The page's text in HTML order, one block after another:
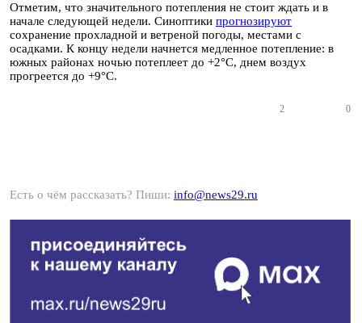
Отметим, что значительного потепления не стоит ждать и в
начале следующей недели. Синоптики прогнозируют
сохранение прохладной и ветреной погоды, местами с
осадками. К концу недели начнется медленное потепление: в
южных районах ночью потеплеет до +2°С, днем воздух
прогреется до +9°С.
2 0
Есть о чём рассказать? Пиши: info@news29.ru